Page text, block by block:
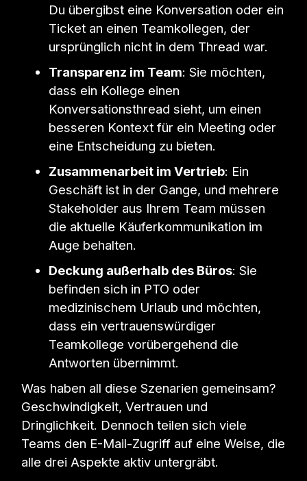
Du übergibst eine Konversation oder ein
Ticket an einen Teamkollegen, der
ursprünglich nicht in dem Thread war.
Transparenz im Team: Sie möchten,
dass ein Kollege einen
Konversationsthread sieht, um einen
besseren Kontext für ein Meeting oder
eine Entscheidung zu bieten.
Zusammenarbeit im Vertrieb: Ein
Geschäft ist in der Gange, und mehrere
Stakeholder aus Ihrem Team müssen
die aktuelle Käuferkommunikation im
Auge behalten.
Deckung außerhalb des Büros: Sie
befinden sich in PTO oder
medizinischem Urlaub und möchten,
dass ein vertrauenswürdiger
Teamkollege vorübergehend die
Antworten übernimmt.
Was haben all diese Szenarien gemeinsam?
Geschwindigkeit, Vertrauen und
Dringlichkeit. Dennoch teilen sich viele
Teams den E-Mail-Zugriff auf eine Weise, die
alle drei Aspekte aktiv untergräbt.